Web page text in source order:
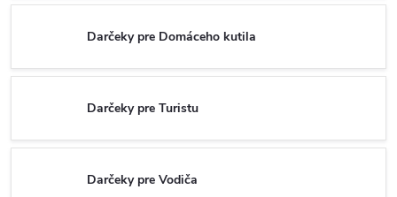
Darčeky pre Domáceho kutila
Darčeky pre Turistu
Darčeky pre Vodiča